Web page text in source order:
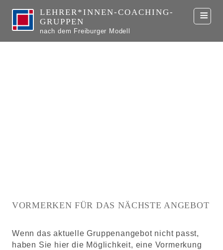
LEHRER*INNEN-COACHING­
GRUPPEN
nach dem Freiburger Modell
VORMERKEN FÜR DAS NÄCHSTE ANGEBOT
Wenn das aktuelle Gruppenangebot nicht passt,
haben Sie hier die Möglichkeit, eine Vormerkung